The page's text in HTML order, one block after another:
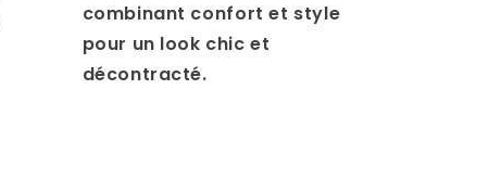
combinant confort et style
pour un look chic et
décontracté.